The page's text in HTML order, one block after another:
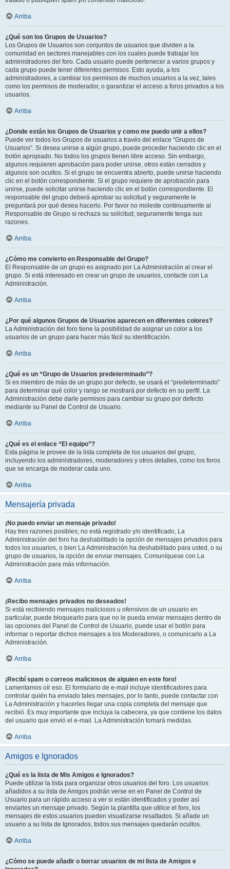
Arriba
¿Qué son los Grupos de Usuarios?
Los Grupos de Usuarios son conjuntos de usuarios que dividen a la
comunidad en sectores manejables con los cuales puede trabajar los
administradores del foro. Cada usuario puede pertenecer a varios grupos y
cada grupo puede tener diferentes permisos. Esto ayuda, a los
administradores, a cambiar los permisos de muchos usuarios a la vez, tales
como los permisos de moderador, o garantizar el acceso a foros privados a los
usuarios.
Arriba
¿Donde están los Grupos de Usuarios y como me puedo unir a ellos?
Puede ver todos los Grupos de usuarios a través del enlace “Grupos de
Usuarios”. Si desea unirse a algún grupo, puede proceder haciendo clic en el
botón apropiado. No todos los grupos tienen libre acceso. Sin embargo,
algunos requieren aprobación para poder unirse, otros están cerrados y
algunos son ocultos. Si el grupo se encuentra abierto, puede unirse haciendo
clic en el botón correspondiente. Si el grupo requiere de aprobación para
unirse, puede solicitar unirse haciendo clic en el botón correspondiente. El
responsable del grupo deberá aprobar su solicitud y seguramente le
preguntará por qué desea hacerlo. Por favor no moleste continuamente al
Responsable de Grupo si rechaza su solicitud; seguramente tenga sus
razones.
Arriba
¿Cómo me convierto en Responsable del Grupo?
El Responsable de un grupo es asignado por La Administración al crear el
grupo. Si está interesado en crear un grupo de usuarios, contacte con La
Administración.
Arriba
¿Por qué algunos Grupos de Usuarios aparecen en diferentes colores?
La Administración del foro tiene la posibilidad de asignar un color a los
usuarios de un grupo para hacer más fácil su identificación.
Arriba
¿Qué es un “Grupo de Usuarios predeterminado”?
Si es miembro de más de un grupo por defecto, se usará el “predeterminado”
para determinar qué color y rango se mostrará por defecto en su perfil. La
Administración debe darle permisos para cambiar su grupo por defecto
mediante su Panel de Control de Usuario.
Arriba
¿Qué es el enlace “El equipo”?
Esta página le provee de la lista completa de los usuarios del grupo,
incluyendo los administradores, moderadores y otros detalles, como los foros
que se encarga de moderar cada uno.
Arriba
Mensajería privada
¡No puedo enviar un mensaje privado!
Hay tres razones posibles; no está registrado y/o identificado, La
Administración del foro ha deshabilitado la opción de mensajes privados para
todos los usuarios, o bien La Administración ha deshabilitado para usted, o su
grupo de usuarios, la opción de enviar mensajes. Comuníquese con La
Administración para más información.
Arriba
¡Recibo mensajes privados no deseados!
Si está recibiendo mensajes maliciosos u ofensivos de un usuario en
particular, puede bloquearlo para que no le pueda enviar mensajes dentro de
las opciones del Panel de Control de Usuario, puede usar el botón para
informar o reportar dichos mensajes a los Moderadores, o comunicarlo a La
Administración.
Arriba
¡Recibí spam o correos maliciosos de alguien en este foro!
Lamentamos oír eso. El formulario de e-mail incluye identificadores para
controlar quién ha enviado tales mensajes, por lo tanto, puede contactar con
La Administración y hacerles llegar una copia completa del mensaje que
recibió. Es muy importante que incluya la cabecera, ya que contiene los datos
del usuario que envió el e-mail. La Administración tomará medidas.
Arriba
Amigos e Ignorados
¿Qué es la lista de Mis Amigos e Ignorados?
Puede utilizar la lista para organizar otros usuarios del foro. Los usuarios
añadidos a su lista de Amigos podrán verse en en Panel de Control de
Usuario para un rápido acceso a ver si están identificados y poder así
enviarles un mensaje privado. Según la plantilla que utilice el foro, los
mensajes de estos usuarios pueden visualizarse resaltados. Si añade un
usuario a su lista de Ignorados, todos sus mensajes quedarán ocultos.
Arriba
¿Cómo se puede añadir o borrar usuarios de mi lista de Amigos e